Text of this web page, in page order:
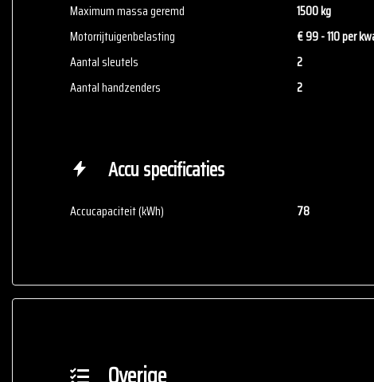
Maximum massa geremd
1500 kg
Motorrijtuigenbelasting
€ 99 - 110 per
Aantal sleutels
2
Aantal handzenders
2
Accu specificaties
Accucapaciteit (kWh) 78